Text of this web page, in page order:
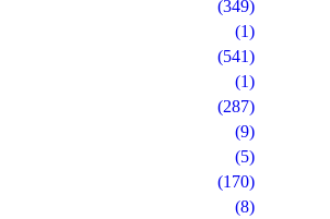
(349)
(1)
(541)
(1)
(287)
(9)
(5)
(170)
(8)